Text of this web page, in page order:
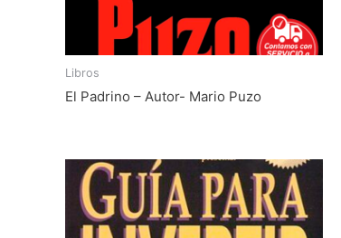
Libros
El Padrino – Autor- Mario Puzo